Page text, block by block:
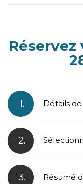
1. Détails
2.
3. Résumé